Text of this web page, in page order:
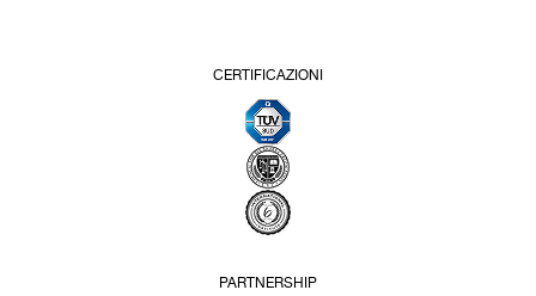
CERTIFICAZIONI
PARTNERSHIP